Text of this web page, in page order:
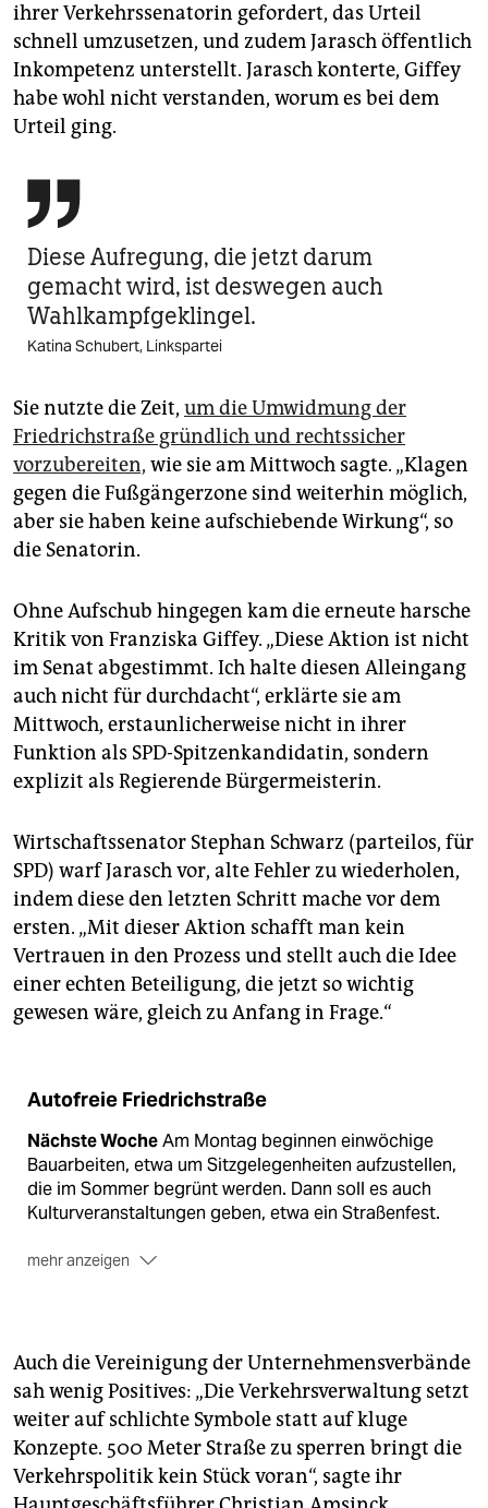
ihrer Verkehrssenatorin gefordert, das Urteil
schnell umzusetzen, und zudem Jarasch öffentlich
Inkompetenz unterstellt. Jarasch konterte, Giffey
habe wohl nicht verstanden, worum es bei dem
Urteil ging.

Diese Aufregung, die jetzt darum
gemacht wird, ist deswegen auch
Wahlkampfgeklingel.
Katina Schubert, Linkspartei
Sie nutzte die Zeit, um die Umwidmung der
Friedrichstraße gründlich und rechtssicher
vorzubereiten, wie sie am Mittwoch sagte. „Klagen
gegen die Fußgängerzone sind weiterhin möglich,
aber sie haben keine aufschiebende Wirkung“, so
die Senatorin.
Ohne Aufschub hingegen kam die erneute harsche
Kritik von Franziska Giffey. „Diese Aktion ist nicht
im Senat abgestimmt. Ich halte diesen Alleingang
auch nicht für durchdacht“, erklärte sie am
Mittwoch, erstaunlicherweise nicht in ihrer
Funktion als SPD-Spitzenkandidatin, sondern
explizit als Regierende Bürgermeisterin.
Wirtschaftssenator Stephan Schwarz (parteilos, für
SPD) warf Jarasch vor, alte Fehler zu wiederholen,
indem diese den letzten Schritt mache vor dem
ersten. „Mit dieser Aktion schafft man kein
Vertrauen in den Prozess und stellt auch die Idee
einer echten Beteiligung, die jetzt so wichtig
gewesen wäre, gleich zu Anfang in Frage.“
Autofreie Friedrichstraße
Nächste WocheAm Montag beginnen einwöchige
Bauarbeiten, etwa um Sitzgelegenheiten aufzustellen,
die im Sommer begrünt werden. Dann soll es auch
Kulturveranstaltungen geben, etwa ein Straßenfest.
mehr anzeigen
einem gemeinsamen Raum verbinden“.(taz)
Auch die Vereinigung der Unternehmensverbände
sah wenig Positives: „Die Verkehrsverwaltung setzt
weiter auf schlichte Symbole statt auf kluge
Konzepte. 500 Meter Straße zu sperren bringt die
Verkehrspolitik kein Stück voran“, sagte ihr